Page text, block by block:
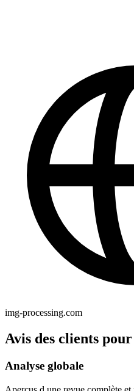
img-processing.com
Avis des clients
Analyse globale